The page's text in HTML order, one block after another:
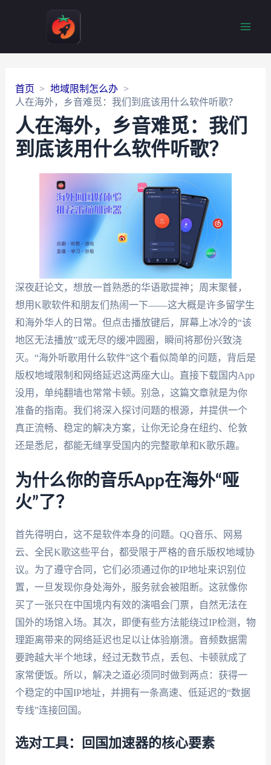
首页
地域限制怎么办
人在海外，乡音难觅：我们到底该用什么软件听歌？
人在海外，乡音难觅：我们
到底该用什么软件听歌？
深夜赶论文，想放一首熟悉的华语歌提神；周末聚餐，
想用K歌软件和朋友们热闹一下——这大概是许多留学生
和海外华人的日常。但点击播放键后，屏幕上冰冷的“该
地区无法播放”或无尽的缓冲圆圈，瞬间将那份兴致浇
灭。“海外听歌用什么软件”这个看似简单的问题，背后是
版权地域限制和网络延迟这两座大山。直接下载国内App
没用，单纯翻墙也常常卡顿。别急，这篇文章就是为你
准备的指南。我们将深入探讨问题的根源，并提供一个
真正流畅、稳定的解决方案，让你无论身在纽约、伦敦
还是悉尼，都能无缝享受国内的完整歌单和K歌乐趣。
为什么你的音乐App在海外“哑
火”了？
首先得明白，这不是软件本身的问题。QQ音乐、网易
云、全民K歌这些平台，都受限于严格的音乐版权地域协
议。为了遵守合同，它们必须通过你的IP地址来识别位
置，一旦发现你身处海外，服务就会被阻断。这就像你
买了一张只在中国境内有效的演唱会门票，自然无法在
国外的场馆入场。其次，即便有些方法能绕过IP检测，物
理距离带来的网络延迟也足以让体验崩溃。音频数据需
要跨越大半个地球，经过无数节点，丢包、卡顿就成了
家常便饭。所以，解决之道必须同时做到两点：获得一
个稳定的中国IP地址，并拥有一条高速、低延迟的“数据
专线”连接回国。
选对工具：回国加速器的核心要素